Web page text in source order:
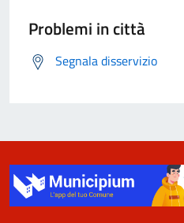
Problemi in città
Segnala disservizio